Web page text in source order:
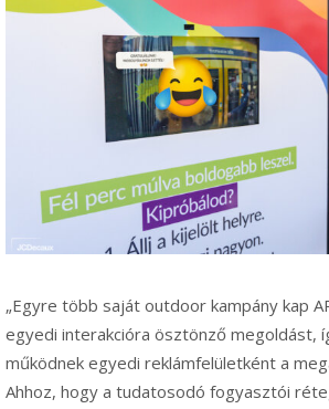
„Egyre több saját outdoor kampány kap
egyedi interakcióra ösztönző megoldást,
működnek egyedi reklámfelületként a
Ahhoz, hogy a tudatosodó fogyasztói